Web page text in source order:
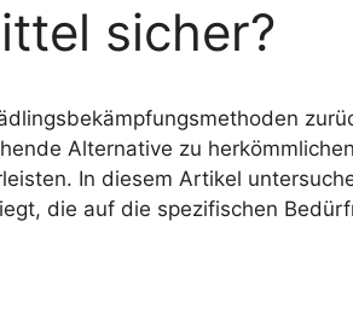
sicher?
Alternative zu
In diesem Artikel
die auf die spezifischen